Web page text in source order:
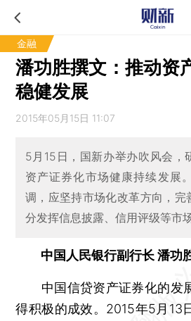
金融
潘功胜撰文：推动资
稳健发展
2015年05月15日 11:07
5月15日，国新办举办吹风会，
资产证券化市场健康持续发展
调，应坚持市场化改革方向，完
分发挥信息披露、信用评级等市
中国人民银行副行长 潘功
中国信贷资产证券化的发
得积极的成效。2015年5月13